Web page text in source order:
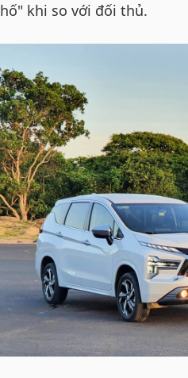
hố" khi so với đối thủ.